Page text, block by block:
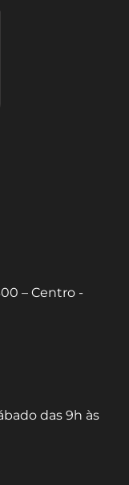
– Centro -
das 9h às